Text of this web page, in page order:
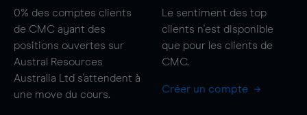
0% des comptes clients
de CMC ayant des
positions ouvertes sur
Austral Resources
Australia Ltd s'attendent à
une move du cours.
Le sentiment des top
clients n'est disponible
que pour les clients de
CMC.
Créer un compte